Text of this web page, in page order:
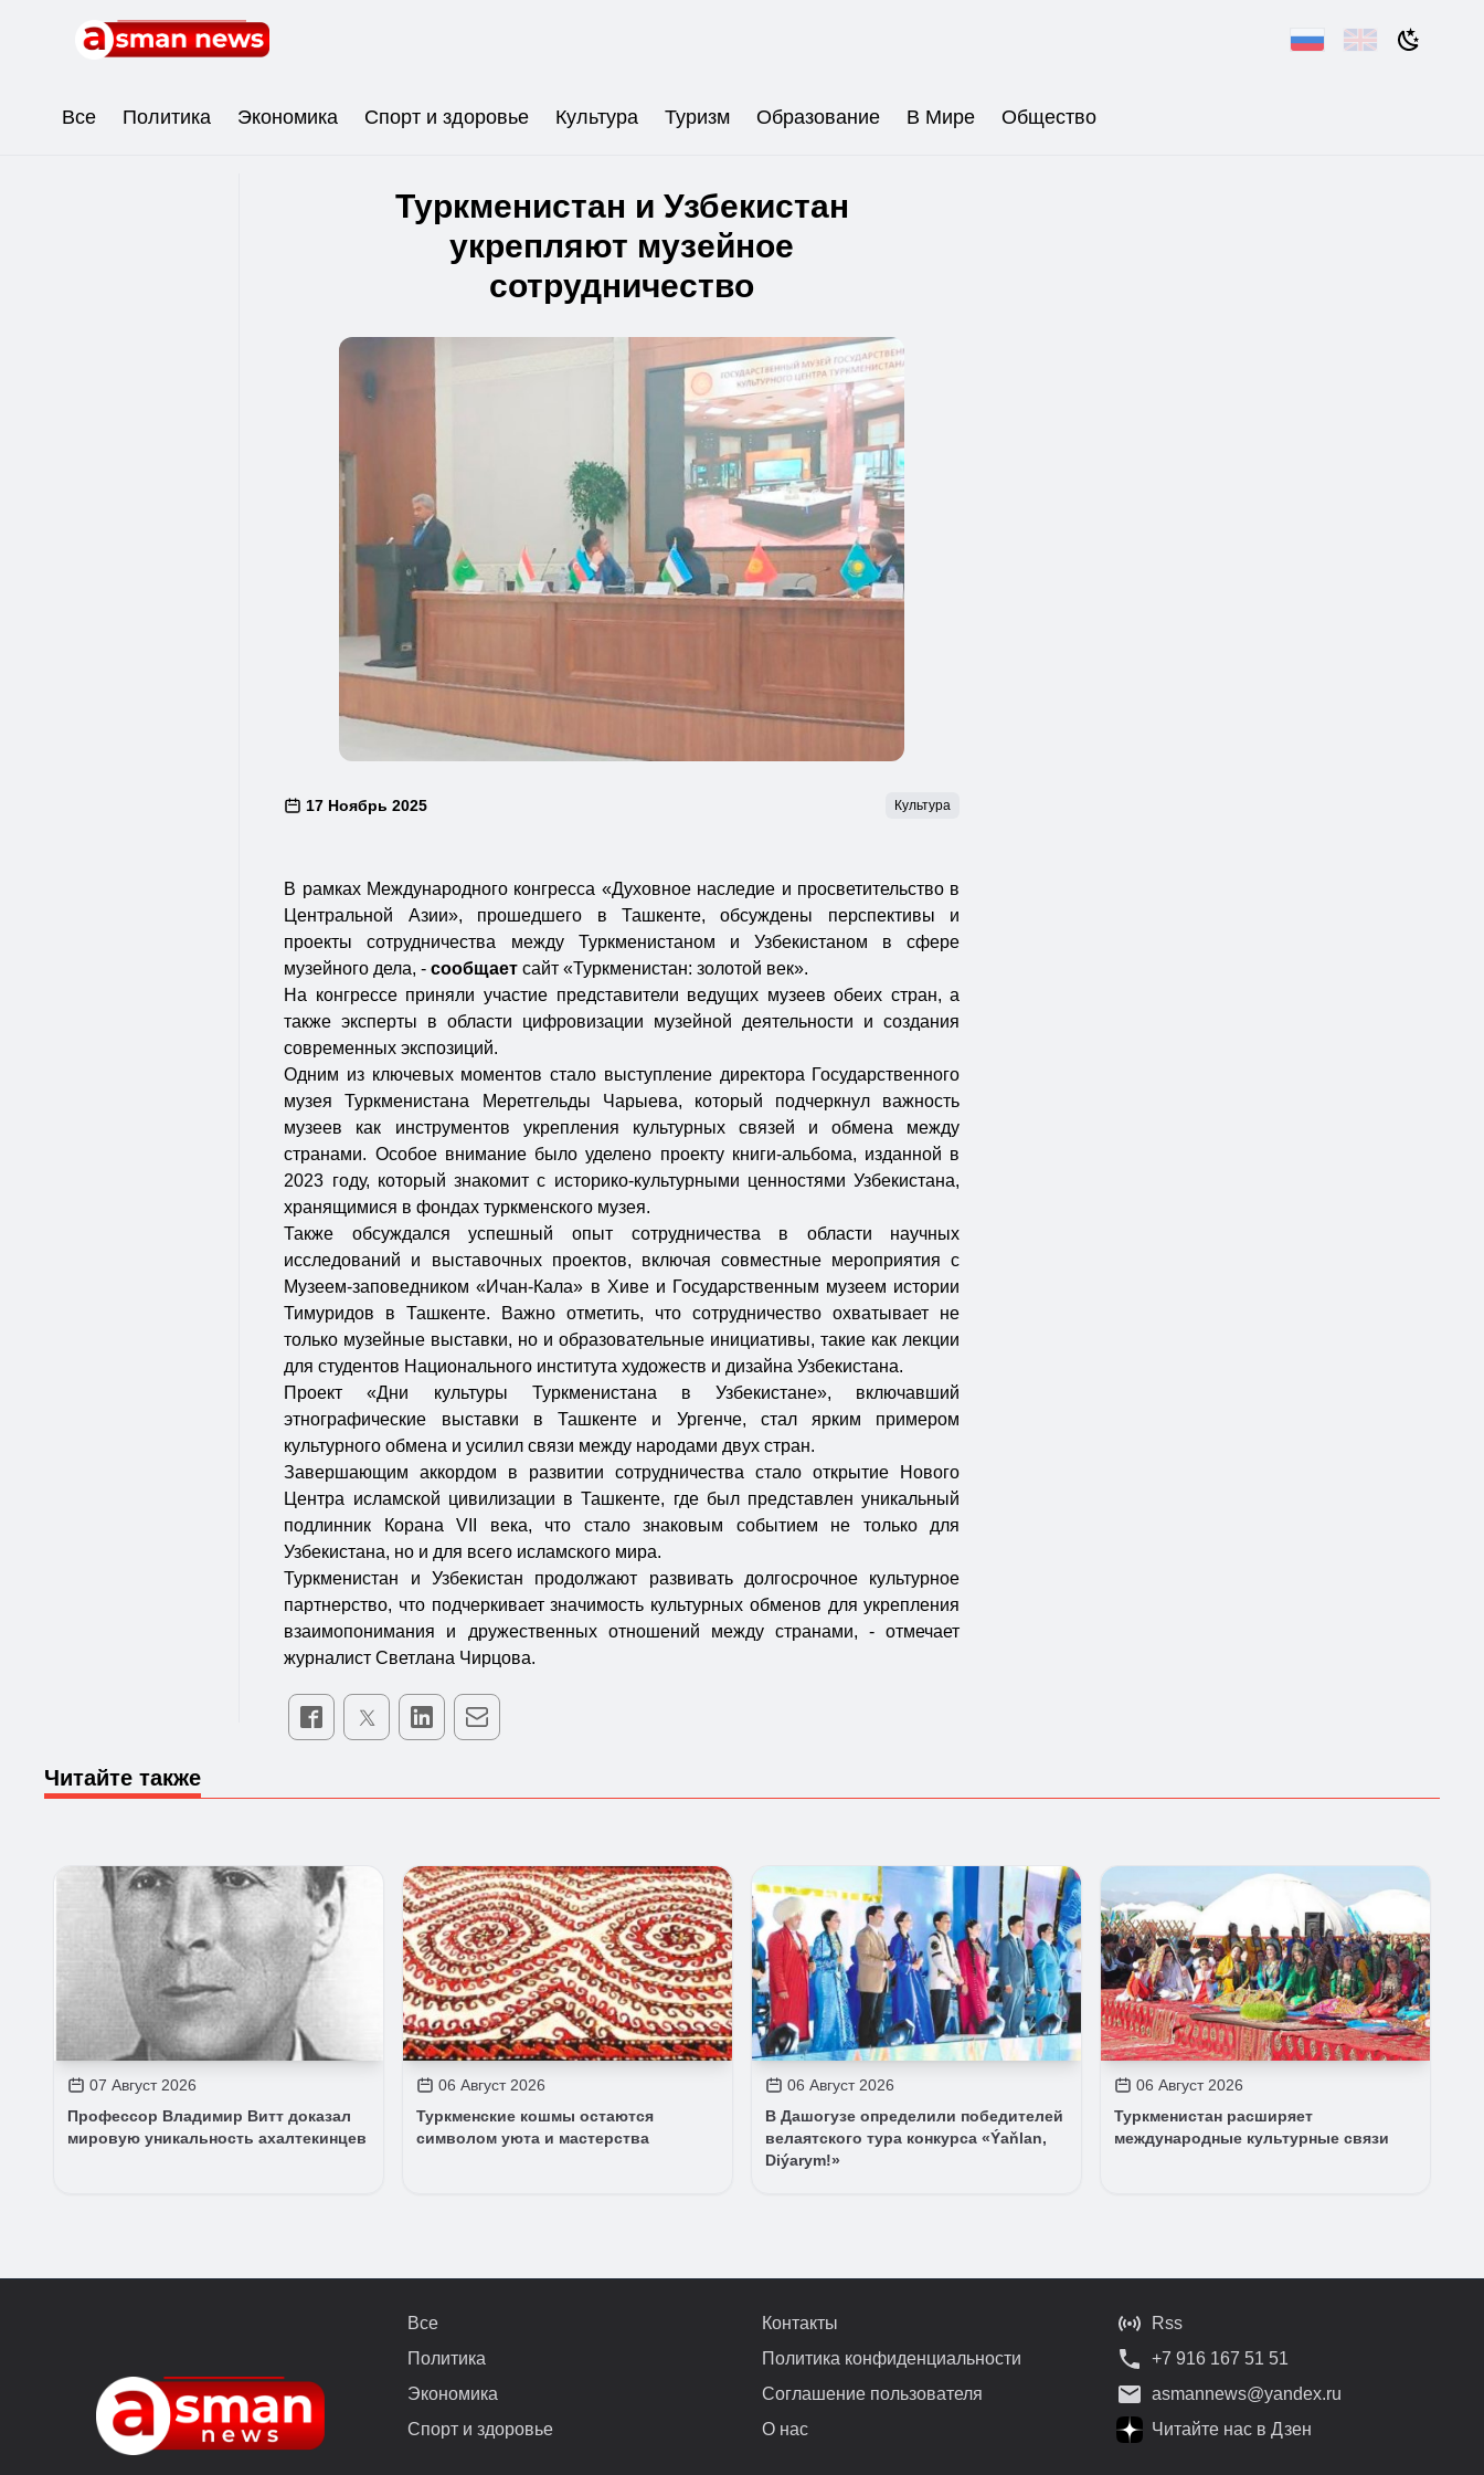
Все Политика Экономика Спорт и здоровье Культура Туризм Образование В Мире Общество
Туркменистан и Узбекистан
укрепляют музейное
сотрудничество
17 Ноябрь 2025 Культура
В рамках Международного конгресса «Духовное наследие и просветительство в
Центральной Азии», прошедшего в Ташкенте, обсуждены перспективы и
проекты сотрудничества между Туркменистаном и Узбекистаном в сфере
музейного дела, -сообщает сайт «Туркменистан: золотой век».
На конгрессе приняли участие представители ведущих музеев обеих стран, а
также эксперты в области цифровизации музейной деятельности и создания
современных экспозиций.
Одним из ключевых моментов стало выступление директора Государственного
музея Туркменистана Меретгельды Чарыева, который подчеркнул важность
музеев как инструментов укрепления культурных связей и обмена между
странами. Особое внимание было уделено проекту книги-альбома, изданной в
2023 году, который знакомит с историко-культурными ценностями Узбекистана,
хранящимися в фондах туркменского музея.
Также обсуждался успешный опыт сотрудничества в области научных
исследований и выставочных проектов, включая совместные мероприятия с
Музеем-заповедником «Ичан-Кала» в Хиве и Государственным музеем истории
Тимуридов в Ташкенте. Важно отметить, что сотрудничество охватывает не
только музейные выставки, но и образовательные инициативы, такие как лекции
для студентов Национального института художеств и дизайна Узбекистана.
Проект «Дни культуры Туркменистана в Узбекистане», включавший
этнографические выставки в Ташкенте и Ургенче, стал ярким примером
культурного обмена и усилил связи между народами двух стран.
Завершающим аккордом в развитии сотрудничества стало открытие Нового
Центра исламской цивилизации в Ташкенте, где был представлен уникальный
подлинник Корана VII века, что стало знаковым событием не только для
Узбекистана, но и для всего исламского мира.
Туркменистан и Узбекистан продолжают развивать долгосрочное культурное
партнерство, что подчеркивает значимость культурных обменов для укрепления
взаимопонимания и дружественных отношений между странами, - отмечает
журналист Светлана Чирцова.
Читайте также
07 Август 2026
Профессор Владимир Витт доказал
мировую уникальность ахалтекинцев
06 Август 2026
Туркменские кошмы остаются
символом уюта и мастерства
06 Август 2026
В Дашогузе определили победителей
велаятского тура конкурса «Ýaňlan,
Diýarym!»
06 Август 2026
Туркменистан расширяет
международные культурные связи
Все
Политика
Экономика
Спорт и здоровье
Контакты
Политика конфиденциальности
Соглашение пользователя
О нас
Rss
+7 916 167 51 51
asmannews@yandex.ru
Читайте нас в Дзен